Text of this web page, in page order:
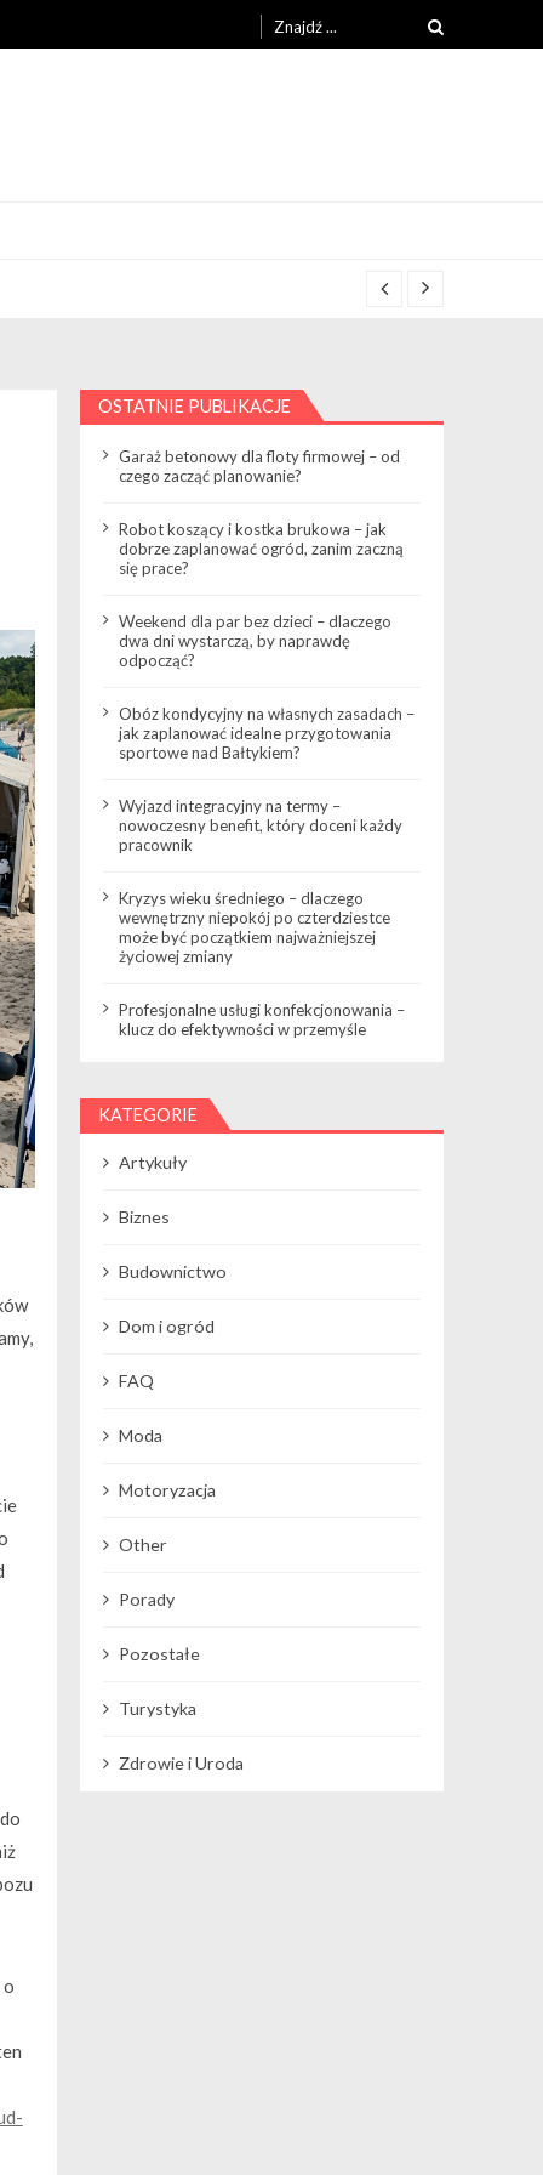
for:
o
OSTATNIE PUBLIKACJE
Garaż betonowy dla floty firmowej – od
czego zacząć planowanie?
Robot koszący i kostka brukowa – jak
dobrze zaplanować ogród, zanim zaczną
się prace?
Weekend dla par bez dzieci – dlaczego
dwa dni wystarczą, by naprawdę
odpocząć?
Obóz kondycyjny na własnych zasadach –
jak zaplanować idealne przygotowania
sportowe nad Bałtykiem?
Wyjazd integracyjny na termy –
nowoczesny benefit, który doceni każdy
pracownik
Kryzys wieku średniego – dlaczego
wewnętrzny niepokój po czterdziestce
może być początkiem najważniejszej
życiowej zmiany
Profesjonalne usługi konfekcjonowania –
klucz do efektywności w przemyśle
KATEGORIE
Artykuły
Biznes
Budownictwo
Dom i ogród
FAQ
Moda
Motoryzacja
Other
Porady
Pozostałe
Turystyka
Zdrowie i Uroda